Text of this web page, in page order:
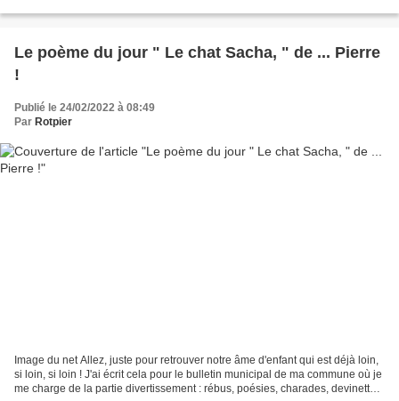
Le poème du jour " Le chat Sacha, " de ... Pierre
!
Publié le 24/02/2022 à 08:49
Par Rotpier
Image du net Allez, juste pour retrouver notre âme d'enfant qui est déjà loin,
si loin, si loin ! J'ai écrit cela pour le bulletin municipal de ma commune où je
me charge de la partie divertissement : rébus, poésies, charades, devinettes,